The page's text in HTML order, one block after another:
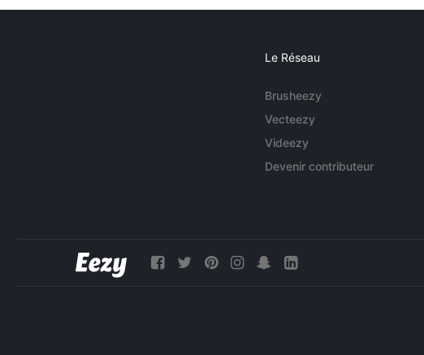
Le Réseau
Brusheezy
Vecteezy
Videezy
Devenir contributeur